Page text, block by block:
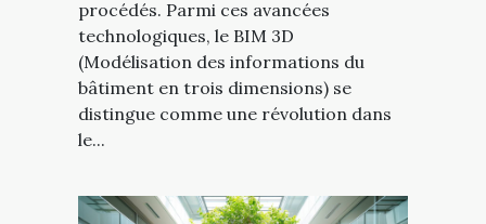
procédés. Parmi ces avancées
technologiques, le BIM 3D
(Modélisation des informations du
bâtiment en trois dimensions) se
distingue comme une révolution dans
le...